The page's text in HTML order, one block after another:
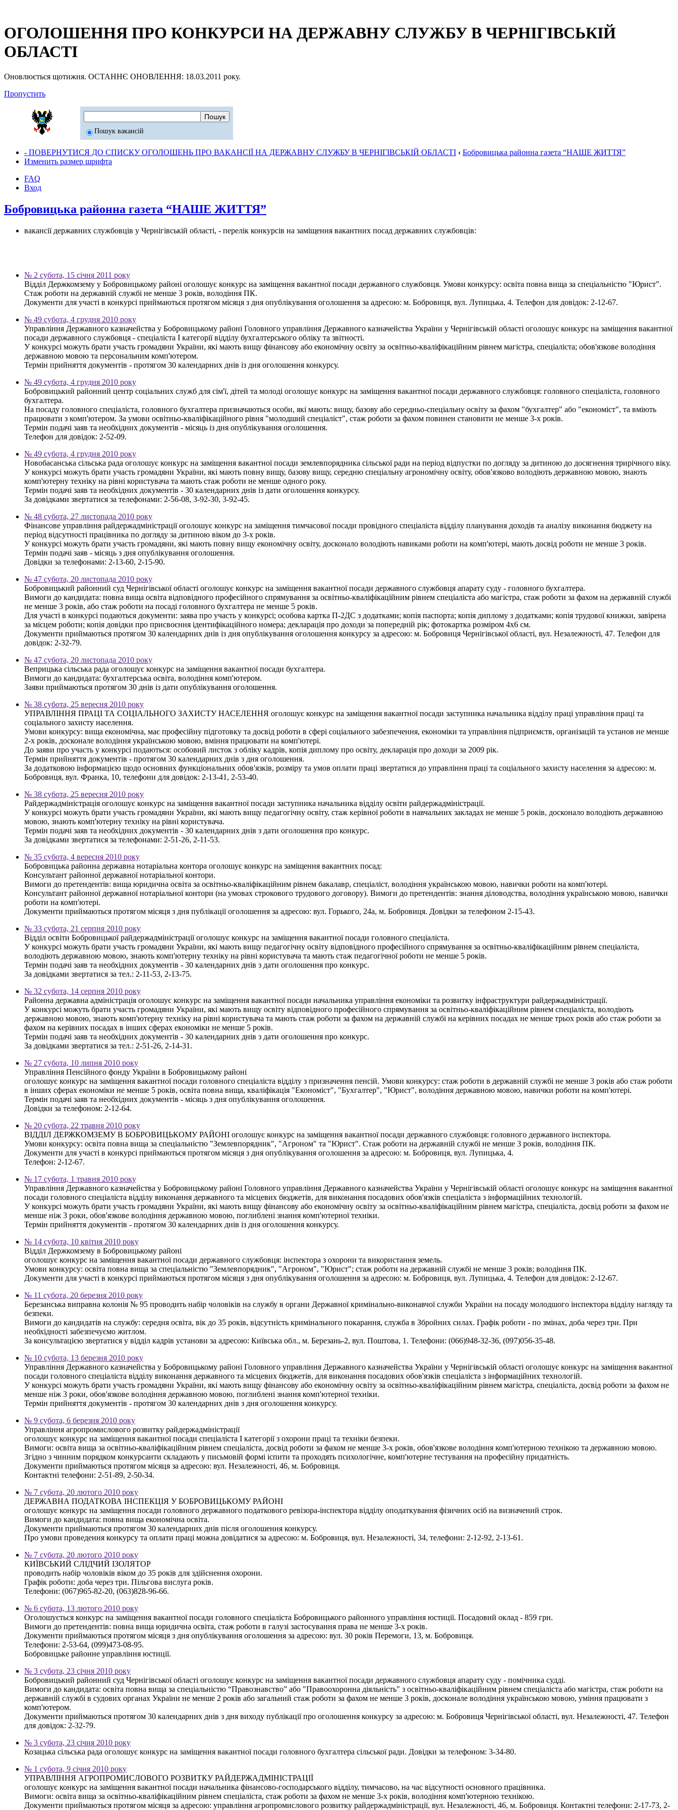
ОГОЛОШЕННЯ ПРО КОНКУРСИ НА ДЕРЖАВНУ СЛУЖБУ В ЧЕРНІГІВСЬКІЙ
ОБЛАСТІ
Оновлюється щотижня. ОСТАННЄ ОНОВЛЕННЯ: 18.03.2011 року.
Пропустить
Пошук вакансій
- ПОВЕРНУТИСЯ ДО СПИСКУ ОГОЛОШЕНЬ ПРО ВАКАНСІЇ НА ДЕРЖАВНУ СЛУЖБУ В ЧЕРНІГІВСЬКІЙ ОБЛАСТІ ‹ Бобровицька районна газета “НАШЕ ЖИТТЯ”
Изменить размер шрифта
FAQ
Вход
Бобровицька районна газета “НАШЕ ЖИТТЯ”
вакансії державних службовців у Чернігівській області, - перелік конкурсів на заміщення вакантних посад державних службовців:
№ 2 субота, 15 січня 2011 року
Відділ Держкомзему у Бобровицькому районі оголошує конкурс на заміщення вакантної посади державного службовця. Умови конкурсу: освіта повна вища за спеціальністю "Юрист".
Стаж роботи на державній службі не менше 3 років, володіння ПК.
Документи для участі в конкурсі приймаються протягом місяця з дня опублікування оголошення за адресою: м. Бобровиця, вул. Лупицька, 4. Телефон для довідок: 2-12-67.
№ 49 субота, 4 грудня 2010 року
Управління Державного казначейства у Бобровицькому районі Головного управління Державного казначейства України у Чернігівській області оголошує конкурс на заміщення вакантної
посади державного службовця - спеціаліста І категорії відділу бухгалтерського обліку та звітності.
У конкурсі можуть брати участь громадяни України, які мають вищу фінансову або економічну освіту за освітньо-кваліфікаційним рівнем магістра, спеціаліста; обов'язкове володіння
державною мовою та персональним комп'ютером.
Термін прийняття документів - протягом 30 календарних днів із дня оголошення конкурсу.
№ 49 субота, 4 грудня 2010 року
Бобровицький районний центр соціальних служб для сім'ї, дітей та молоді оголошує конкурс на заміщення вакантної посади державного службовця: головного спеціаліста, головного
бухгалтера.
На посаду головного спеціаліста, головного бухгалтера призначаються особи, які мають: вищу, базову або середньо-спеціальну освіту за фахом "бухгалтер" або "економіст", та вміють
працювати з комп'ютером. За умови освітньо-кваліфікаційного рівня "молодший спеціаліст", стаж роботи за фахом повинен становити не менше 3-х років.
Термін подачі заяв та необхідних документів - місяць із дня опублікування оголошення.
Телефон для довідок: 2-52-09.
№ 49 субота, 4 грудня 2010 року
Новобасанська сільська рада оголошує конкурс на заміщення вакантної посади землевпорядника сільської ради на період відпустки по догляду за дитиною до досягнення трирічного віку.
У конкурсі можуть брати участь громадяни України, які мають повну вищу, базову вищу, середню спеціальну агрономічну освіту, обов'язково володіють державною мовою, знають
комп'ютерну техніку на рівні користувача та мають стаж роботи не менше одного року.
Термін подачі заяв та необхідних документів - 30 календарних днів із дати оголошення конкурсу.
За довідками звертатися за телефонами: 2-56-08, 3-92-30, 3-92-45.
№ 48 субота, 27 листопада 2010 року
Фінансове управління райдержадміністрації оголошує конкурс на заміщення тимчасової посади провідного спеціаліста відділу планування доходів та аналізу виконання бюджету на
період відсутності працівника по догляду за дитиною віком до 3-х років.
У конкурсі можуть брати участь громадяни, які мають повну вищу економічну освіту, досконало володіють навиками роботи на комп'ютері, мають досвід роботи не менше 3 років.
Термін подачі заяв - місяць з дня опублікування оголошення.
Довідки за телефонами: 2-13-60, 2-15-90.
№ 47 субота, 20 листопада 2010 року
Бобровицький районний суд Чернігівської області оголошує конкурс на заміщення вакантної посади державного службовця апарату суду - головного бухгалтера.
Вимоги до кандидата: повна вища освіта відповідного професійного спрямування за освітньо-кваліфікаційним рівнем спеціаліста або магістра, стаж роботи за фахом на державній службі
не менше 3 років, або стаж роботи на посаді головного бухгалтера не менше 5 років.
Для участі в конкурсі подаються документи: заява про участь у конкурсі; особова картка П-2ДС з додатками; копія паспорта; копія диплому з додатками; копія трудової книжки, завірена
за місцем роботи; копія довідки про присвоєння ідентифікаційного номера; декларація про доходи за попередній рік; фотокартка розміром 4х6 см.
Документи приймаються протягом 30 календарних днів із дня опублікування оголошення конкурсу за адресою: м. Бобровиця Чернігівської області, вул. Незалежності, 47. Телефон для
довідок: 2-32-79.
№ 47 субота, 20 листопада 2010 року
Веприцька сільська рада оголошує конкурс на заміщення вакантної посади бухгалтера.
Вимоги до кандидата: бухгалтерська освіта, володіння комп'ютером.
Заяви приймаються протягом 30 днів із дати опублікування оголошення.
№ 38 субота, 25 вересня 2010 року
УПРАВЛІННЯ ПРАЦІ ТА СОЦІАЛЬНОГО ЗАХИСТУ НАСЕЛЕННЯ оголошує конкурс на заміщення вакантної посади заступника начальника відділу праці управління праці та
соціального захисту населення.
Умови конкурсу: вища економічна, має професійну підготовку та досвід роботи в сфері соціального забезпечення, економіки та управління підприємств, організацій та установ не менше
2-х років, досконале володіння українською мовою, вміння працювати на комп'ютері.
До заяви про участь у конкурсі подаються: особовий листок з обліку кадрів, копія диплому про освіту, декларація про доходи за 2009 рік.
Термін прийняття документів - протягом 30 календарних днів з дня оголошення.
За додатковою інформацією щодо основних функціональних обов'язків, розміру та умов оплати праці звертатися до управління праці та соціального захисту населення за адресою: м.
Бобровиця, вул. Франка, 10, телефони для довідок: 2-13-41, 2-53-40.
№ 38 субота, 25 вересня 2010 року
Райдержадміністрація оголошує конкурс на заміщення вакантної посади заступника начальника відділу освіти райдержадміністрації.
У конкурсі можуть брати участь громадяни України, які мають вищу педагогічну освіту, стаж керівної роботи в навчальних закладах не менше 5 років, досконало володіють державною
мовою, знають комп'ютерну техніку на рівні користувача.
Термін подачі заяв та необхідних документів - 30 календарних днів з дати оголошення про конкурс.
За довідками звертатися за телефонами: 2-51-26, 2-11-53.
№ 35 субота, 4 вересня 2010 року
Бобровицька районна державна нотаріальна контора оголошує конкурс на заміщення вакантних посад:
Консультант районної державної нотаріальної контори.
Вимоги до претендентів: вища юридична освіта за освітньо-кваліфікаційним рівнем бакалавр, спеціаліст, володіння українською мовою, навички роботи на комп'ютері.
Консультант районної державної нотаріальної контори (на умовах строкового трудового договору). Вимоги до претендентів: знання діловодства, володіння українською мовою, навички
роботи на комп'ютері.
Документи приймаються протягом місяця з дня публікації оголошення за адресою: вул. Горького, 24а, м. Бобровиця. Довідки за телефоном 2-15-43.
№ 33 субота, 21 серпня 2010 року
Відділ освіти Бобровицької райдержадміністрації оголошує конкурс на заміщення вакантної посади головного спеціаліста.
У конкурсі можуть брати участь громадяни України, які мають вищу педагогічну освіту відповідного професійного спрямування за освітньо-кваліфікаційним рівнем спеціаліста,
володіють державною мовою, знають комп'ютерну техніку на рівні користувача та мають стаж педагогічної роботи не менше 5 років.
Термін подачі заяв та необхідних документів - 30 календарних днів з дати оголошення про конкурс.
За довідками звертатися за тел.: 2-11-53, 2-13-75.
№ 32 субота, 14 серпня 2010 року
Районна державна адміністрація оголошує конкурс на заміщення вакантної посади начальника управління економіки та розвитку інфраструктури райдержадміністрації.
У конкурсі можуть брати участь громадяни України, які мають вищу освіту відповідного професійного спрямування за освітньо-кваліфікаційним рівнем спеціаліста, володіють
державною мовою, знають комп'ютерну техніку на рівні користувача та мають стаж роботи за фахом на державній службі на керівних посадах не менше трьох років або стаж роботи за
фахом на керівних посадах в інших сферах економіки не менше 5 років.
Термін подачі заяв та необхідних документів - 30 календарних днів з дати оголошення про конкурс.
За довідками звертатися за тел.: 2-51-26, 2-14-31.
№ 27 субота, 10 липня 2010 року
Управління Пенсійного фонду України в Бобровицькому районі
оголошує конкурс на заміщення вакантної посади головного спеціаліста відділу з призначення пенсій. Умови конкурсу: стаж роботи в державній службі не менше 3 років або стаж роботи
в інших сферах економіки не менше 5 років, освіта повна вища, кваліфікація "Економіст", "Бухгалтер", "Юрист", володіння державною мовою, навички роботи на комп'ютері.
Термін подачі заяв та необхідних документів - місяць з дня опублікування оголошення.
Довідки за телефоном: 2-12-64.
№ 20 субота, 22 травня 2010 року
ВІДДІЛ ДЕРЖКОМЗЕМУ В БОБРОВИЦЬКОМУ РАЙОНІ оголошує конкурс на заміщення вакантної посади державного службовця: головного державного інспектора.
Умови конкурсу: освіта повна вища за спеціальністю "Землевпорядник", "Агроном" та "Юрист". Стаж роботи на державній службі не менше 3 років, володіння ПК.
Документи для участі в конкурсі приймаються протягом місяця з дня опублікування оголошення за адресою: м. Бобровиця, вул. Лупицька, 4.
Телефон: 2-12-67.
№ 17 субота, 1 травня 2010 року
Управління Державного казначейства у Бобровицькому районі Головного управління Державного казначейства України у Чернігівській області оголошує конкурс на заміщення вакантної
посади головного спеціаліста відділу виконання державного та місцевих бюджетів, для виконання посадових обов'язків спеціаліста з інформаційних технологій.
У конкурсі можуть брати участь громадяни України, які мають вищу фінансову або економічну освіту за освітньо-кваліфікаційним рівнем магістра, спеціаліста, досвід роботи за фахом не
менше ніж 3 роки, обов'язкове володіння державною мовою, поглиблені знання комп'ютерної техніки.
Термін прийняття документів - протягом 30 календарних днів із дня оголошення конкурсу.
№ 14 субота, 10 квітня 2010 року
Відділ Держкомзему в Бобровицькому районі
оголошує конкурс на заміщення вакантної посади державного службовця: інспектора з охорони та використання земель.
Умови конкурсу: освіта повна вища за спеціальністю "Землевпорядник", "Агроном", "Юрист"; стаж роботи на державній службі не менше 3 років; володіння ПК.
Документи для участі в конкурсі приймаються протягом місяця з дня опублікування оголошення за адресою: м. Бобровиця, вул. Лупицька, 4. Телефон для довідок: 2-12-67.
№ 11 субота, 20 березня 2010 року
Березанська виправна колонія № 95 проводить набір чоловіків на службу в органи Державної кримінально-виконавчої служби України на посаду молодшого інспектора відділу нагляду та
безпеки.
Вимоги до кандидатів на службу: середня освіта, вік до 35 років, відсутність кримінального покарання, служба в Збройних силах. Графік роботи - по змінах, доба через три. При
необхідності забезпечуємо житлом.
За консультацією звертатися у відділ кадрів установи за адресою: Київська обл., м. Березань-2, вул. Поштова, 1. Телефони: (066)948-32-36, (097)056-35-48.
№ 10 субота, 13 березня 2010 року
Управління Державного казначейства у Бобровицькому районі Головного управління Державного казначейства України у Чернігівській області оголошує конкурс на заміщення вакантної
посади головного спеціаліста відділу виконання державного та місцевих бюджетів, для виконання посадових обов'язків спеціаліста з інформаційних технологій.
У конкурсі можуть брати участь громадяни України, які мають вищу фінансову або економічну освіту за освітньо-кваліфікаційним рівнем магістра, спеціаліста, досвід роботи за фахом не
менше ніж 3 роки, обов'язкове володіння державною мовою, поглиблені знання комп'ютерної техніки.
Термін прийняття документів - протягом 30 календарних днів з дня оголошення конкурсу.
№ 9 субота, 6 березня 2010 року
Управління агропромислового розвитку райдержадміністрації
оголошує конкурс на заміщення вакантної посади спеціаліста І категорії з охорони праці та техніки безпеки.
Вимоги: освіта вища за освітньо-кваліфікаційним рівнем спеціаліста, досвід роботи за фахом не менше 3-х років, обов'язкове володіння комп'ютерною технікою та державною мовою.
Згідно з чинним порядком конкурсанти складають у письмовій формі іспити та проходять психологічне, комп'ютерне тестування на професійну придатність.
Документи приймаються протягом місяця за адресою: вул. Незалежності, 46, м. Бобровиця.
Контактні телефони: 2-51-89, 2-50-34.
№ 7 субота, 20 лютого 2010 року
ДЕРЖАВНА ПОДАТКОВА ІНСПЕКЦІЯ У БОБРОВИЦЬКОМУ РАЙОНІ
оголошує конкурс на заміщення посади головного державного податкового ревізора-інспектора відділу оподаткування фізичних осіб на визначений строк.
Вимоги до кандидата: повна вища економічна освіта.
Документи приймаються протягом 30 календарних днів після оголошення конкурсу.
Про умови проведення конкурсу та оплати праці можна довідатися за адресою: м. Бобровиця, вул. Незалежності, 34, телефони: 2-12-92, 2-13-61.
№ 7 субота, 20 лютого 2010 року
КИЇВСЬКИЙ СЛІДЧИЙ ІЗОЛЯТОР
проводить набір чоловіків віком до 35 років для здійснення охорони.
Графік роботи: доба через три. Пільгова вислуга років.
Телефони: (067)965-82-20, (063)828-96-66.
№ 6 субота, 13 лютого 2010 року
Оголошується конкурс на заміщення вакантної посади головного спеціаліста Бобровицького районного управління юстиції. Посадовий оклад - 859 грн.
Вимоги до претендентів: повна вища юридична освіта, стаж роботи в галузі застосування права не менше 3-х років.
Документи приймаються протягом місяця з дня опублікування оголошення за адресою: вул. 30 років Перемоги, 13, м. Бобровиця.
Телефони: 2-53-64, (099)473-08-95.
Бобровицьке районне управління юстиції.
№ 3 субота, 23 січня 2010 року
Бобровицький районний суд Чернігівської області оголошує конкурс на заміщення вакантної посади державного службовця апарату суду - помічника судді.
Вимоги до кандидата: освіта повна вища за спеціальністю “Правознавство” або "Правоохоронна діяльність" з освітньо-кваліфікаційним рівнем спеціаліста або магістра, стаж роботи на
державній службі в судових органах України не менше 2 років або загальний стаж роботи за фахом не менше 3 років, досконале володіння українською мовою, уміння працювати з
комп'ютером.
Документи приймаються протягом 30 календарних днів з дня виходу публікації про оголошення конкурсу за адресою: м. Бобровиця Чернігівської області, вул. Незалежності, 47. Телефон
для довідок: 2-32-79.
№ 3 субота, 23 січня 2010 року
Козацька сільська рада оголошує конкурс на заміщення вакантної посади головного бухгалтера сільської ради. Довідки за телефоном: 3-34-80.
№ 1 субота, 9 січня 2010 року
УПРАВЛІННЯ АГРОПРОМИСЛОВОГО РОЗВИТКУ РАЙДЕРЖАДМІНІСТРАЦІЇ
оголошує конкурс на заміщення вакантної посади начальника фінансово-господарського відділу, тимчасово, на час відсутності основного працівника.
Вимоги: освіта вища за освітньо-кваліфікаційним рівнем спеціаліста, стаж роботи за фахом не менше 3-х років, володіння комп'ютерною технікою.
Документи приймаються протягом місяця за адресою: управління агропромислового розвитку райдержадміністрації, вул. Незалежності, 46, м. Бобровиця. Контактні телефони: 2-17-73, 2-